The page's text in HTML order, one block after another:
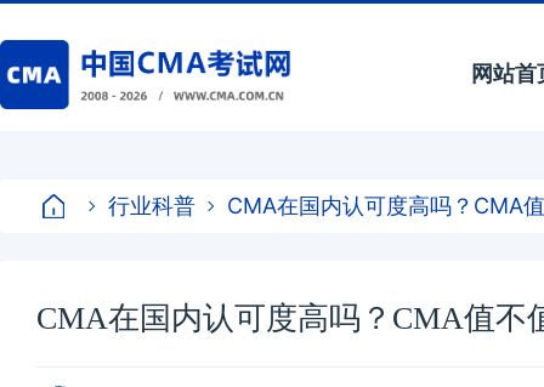
网站首
行业科普 CMA在国内认可度高吗？CMA
CMA在国内认可度高吗？CMA值不